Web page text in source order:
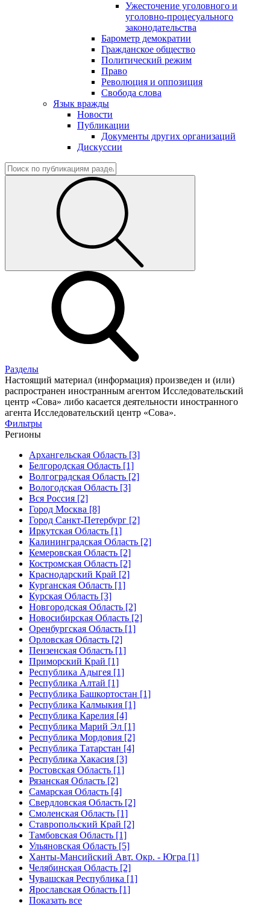
Ужесточение уголовного и
уголовно-процесуального
законодательства
Барометр демократии
Гражданское общество
Политический режим
Право
Революция и оппозиция
Свобода слова
Язык вражды
Новости
Публикации
Документы других организаций
Дискуссии
Разделы
Настоящий материал (информация) произведен и (или)
распространен иностранным агентом Исследовательский
центр «Сова» либо касается деятельности иностранного
агента Исследовательский центр «Сова».
Фильтры
Регионы
Архангельская Область [3]
Белгородская Область [1]
Волгоградская Область [2]
Вологодская Область [3]
Вся Россия [2]
Город Москва [8]
Город Санкт-Петербург [2]
Иркутская Область [1]
Калининградская Область [2]
Кемеровская Область [2]
Костромская Область [2]
Краснодарский Край [2]
Курганская Область [1]
Курская Область [3]
Новгородская Область [2]
Новосибирская Область [2]
Оренбургская Область [1]
Орловская Область [2]
Пензенская Область [1]
Приморский Край [1]
Республика Адыгея [1]
Республика Алтай [1]
Республика Башкортостан [1]
Республика Калмыкия [1]
Республика Карелия [4]
Республика Марий Эл [1]
Республика Мордовия [2]
Республика Татарстан [4]
Республика Хакасия [3]
Ростовская Область [1]
Рязанская Область [2]
Самарская Область [4]
Свердловская Область [2]
Смоленская Область [1]
Ставропольский Край [2]
Тамбовская Область [1]
Ульяновская Область [5]
Ханты-Мансийский Авт. Окр. - Югра [1]
Челябинская Область [2]
Чувашская Республика [1]
Ярославская Область [1]
Показать все